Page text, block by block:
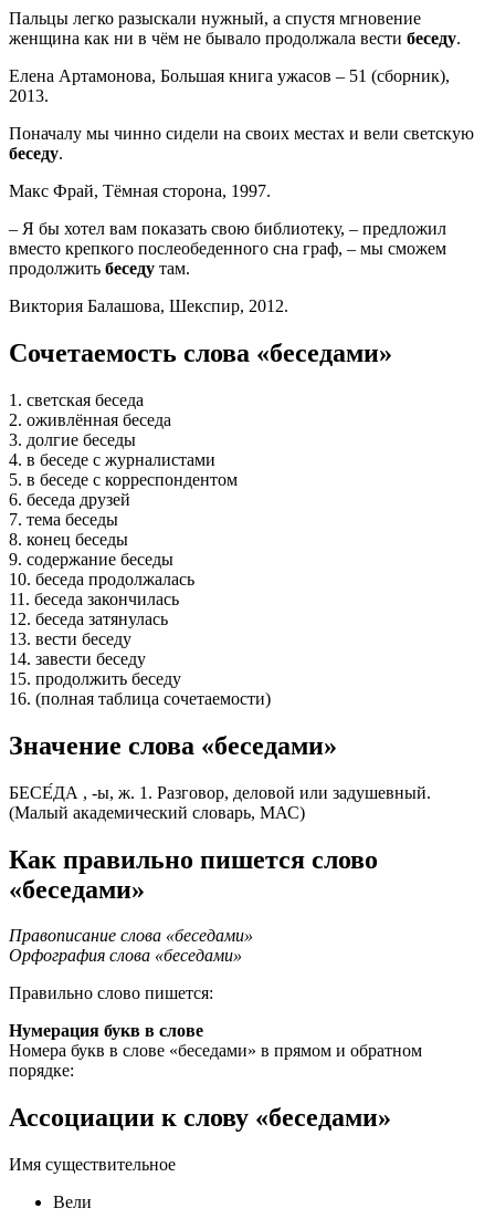
Пальцы легко разыскали нужный, а спустя мгновение
женщина как ни в чём не бывало продолжала вести беседу.
Елена Артамонова, Большая книга ужасов – 51 (сборник),
2013.
Поначалу мы чинно сидели на своих местах и вели светскую
беседу.
Макс Фрай, Тёмная сторона, 1997.
– Я бы хотел вам показать свою библиотеку, – предложил
вместо крепкого послеобеденного сна граф, – мы сможем
продолжить беседу там.
Виктория Балашова, Шекспир, 2012.
Сочетаемость слова «беседами»
1. светская беседа
2. оживлённая беседа
3. долгие беседы
4. в беседе с журналистами
5. в беседе с корреспондентом
6. беседа друзей
7. тема беседы
8. конец беседы
9. содержание беседы
10. беседа продолжалась
11. беседа закончилась
12. беседа затянулась
13. вести беседу
14. завести беседу
15. продолжить беседу
16. (полная таблица сочетаемости)
Значение слова «беседами»
БЕСЕ́ДА , -ы, ж. 1. Разговор, деловой или задушевный.
(Малый академический словарь, МАС)
Как правильно пишется слово
«беседами»
Правописание слова «беседами»
Орфография слова «беседами»
Правильно слово пишется:
Нумерация букв в слове
Номера букв в слове «беседами» в прямом и обратном
порядке:
Ассоциации к слову «беседами»
Имя существительное
Вели